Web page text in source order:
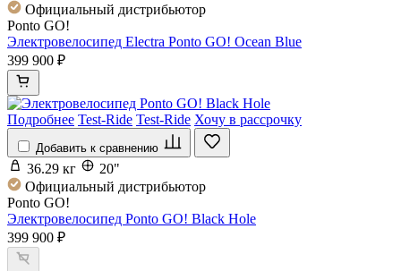
Официальный дистрибьютор
Ponto GO!
Электровелосипед Electra Ponto GO! Ocean Blue
399 900 ₽
Подробнее Test-Ride Test-Ride Хочу в рассрочку
Добавить к сравнению
36.29 кг
20"
Официальный дистрибьютор
Ponto GO!
Электровелосипед Ponto GO! Black Hole
399 900 ₽